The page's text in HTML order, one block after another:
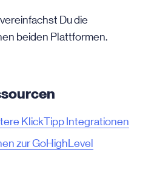
Du die
beiden Plattformen.
KlickTipp Integrationen
zur GoHighLevel